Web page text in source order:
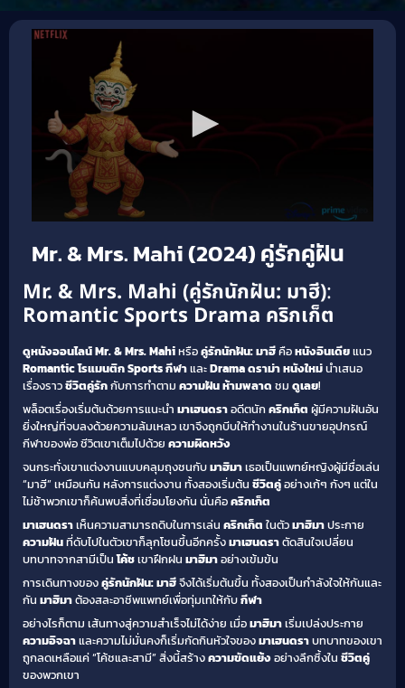
Mr. & Mrs. Mahi (2024) คู่รักคู่ฝัน
Mr. & Mrs. Mahi (คู่รักนักฝัน: มาฮี):
Romantic Sports Drama คริกเก็ต
ดูหนังออนไลน์Mr. & Mrs. Mahiหรือคู่รักนักฝัน: มาฮีคือหนังอินเดียแนว
Romantic โรแมนติกSports กีฬาและDrama ดราม่าหนังใหม่นำเสนอ
เรื่องราวชีวิตคู่รักกับการทำตาม ความฝันห้ามพลาด ชม ดูเลย!
พล็อตเรื่องเริ่มต้นด้วยการแนะนำ มาเฮนดราอดีตนักคริกเก็ต ผู้มีความฝันอัน
ยิ่งใหญ่ที่จบลงด้วยความล้มเหลว เขาจึงถูกบีบให้ทำงานในร้านขายอุปกรณ์
กีฬาของพ่อ ชีวิตเขาเต็มไปด้วย ความผิดหวัง
จนกระทั่งเขาแต่งงานแบบคลุมถุงชนกับมาฮิมาเธอเป็นแพทย์หญิงผู้มีชื่อเล่น
“มาฮี” เหมือนกัน หลังการแต่งงาน ทั้งสองเริ่มต้น ชีวิตคู่อย่างเก้ๆ กังๆ แต่ใน
ไม่ช้าพวกเขาก็ค้นพบสิ่งที่เชื่อมโยงกัน นั่นคือคริกเก็ต
มาเฮนดราเห็นความสามารถดิบในการเล่น คริกเก็ต ในตัวมาฮิมาประกาย
ความฝันที่ดับไปในตัวเขาก็ลุกโชนขึ้นอีกครั้งมาเฮนดราตัดสินใจเปลี่ยน
บทบาทจากสามีเป็นโค้ชเขาฝึกฝน มาฮิมาอย่างเข้มข้น
การเดินทางของคู่รักนักฝัน: มาฮีจึงได้เริ่มต้นขึ้น ทั้งสองเป็นกำลังใจให้กันและ
กัน มาฮิมาต้องสละอาชีพแพทย์เพื่อทุ่มเทให้กับกีฬา
อย่างไรก็ตาม เส้นทางสู่ความสำเร็จไม่ได้ง่าย เมื่อมาฮิมาเริ่มเปล่งประกาย
ความอิจฉาและความไม่มั่นคงก็เริ่มกัดกินหัวใจของมาเฮนดราบทบาทของเขา
ถูกลดเหลือแค่ “โค้ชและสามี” สิ่งนี้สร้างความขัดแย้งอย่างลึกซึ้งใน ชีวิตคู่
ของพวกเขา